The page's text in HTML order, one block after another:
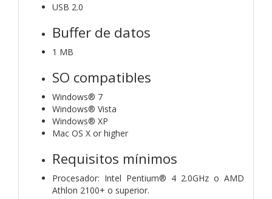
USB 2.0
Buffer de datos
1 MB
SO compatibles
Windows® 7
Windows® Vista
Windows® XP
Mac OS X or higher
Requisitos mínimos
Procesador: Intel Pentium® 4 2.0GHz o AMD
Athlon 2100+ o superior.